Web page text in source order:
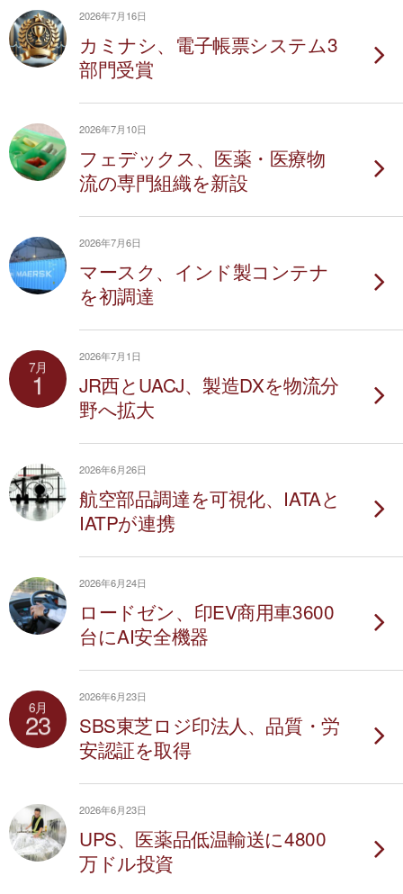
2026年7月16日
カミナシ、電子帳票システム3
部門受賞
2026年7月10日
フェデックス、医薬・医療物
流の専門組織を新設
2026年7月6日
マースク、インド製コンテナ
を初調達
7月
1
2026年7月1日
JR西とUACJ、製造DXを物流分
野へ拡大
2026年6月26日
航空部品調達を可視化、IATAと
IATPが連携
2026年6月24日
ロードゼン、印EV商用車3600
台にAI安全機器
6月
23
2026年6月23日
SBS東芝ロジ印法人、品質・労
安認証を取得
2026年6月23日
UPS、医薬品低温輸送に4800
万ドル投資